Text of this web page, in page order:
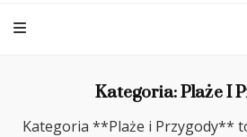
–
Kategoria:Plaże I
Kategoria **Plaże i Przygody**